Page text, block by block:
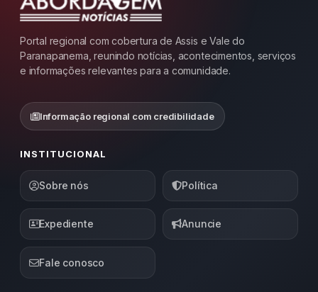
Portal regional com cobertura de Assis e Vale do
Paranapanema, reunindo notícias, acontecimentos, serviços
e informações relevantes para a comunidade.
Informação regional com credibilidade
INSTITUCIONAL
Sobre nós Política
Expediente Anuncie
Fale conosco